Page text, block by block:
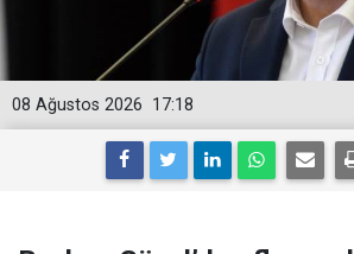
17:18
08 Ağustos 2026